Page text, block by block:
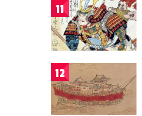
11
12